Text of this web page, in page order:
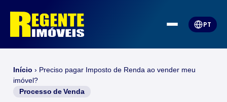
PT
Início › Preciso pagar Imposto de Renda ao vender meu
imóvel?
Processo de Venda